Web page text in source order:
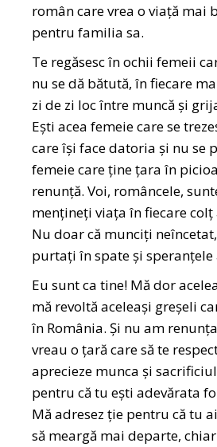
român care vrea o viață mai
pentru familia sa.
Te regăsesc în ochii femeii
nu se dă bătută, în fiecare
zi de zi loc între muncă și
Ești acea femeie care se
care își face datoria și nu se
femeie care ține țara în
renunță. Voi, româncele,
mențineți viața în fiecare colț
Nu doar că munciți
purtați în spate și speranțele
Eu sunt ca tine! Mă dor
mă revoltă aceleași greșeli
în România. Și nu am
vreau o țară care să te
aprecieze munca și
pentru că tu ești adevărata
Mă adresez ție pentru că tu
să meargă mai departe,